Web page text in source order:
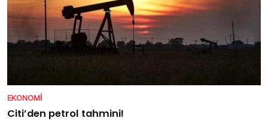
EKONOMI
Citi’den petrol tahmini!